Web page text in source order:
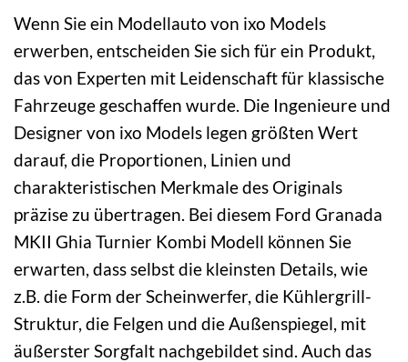
Wenn Sie ein Modellauto von ixo Models
erwerben, entscheiden Sie sich für ein Produkt,
das von Experten mit Leidenschaft für klassische
Fahrzeuge geschaffen wurde. Die Ingenieure und
Designer von ixo Models legen größten Wert
darauf, die Proportionen, Linien und
charakteristischen Merkmale des Originals
präzise zu übertragen. Bei diesem Ford Granada
MKII Ghia Turnier Kombi Modell können Sie
erwarten, dass selbst die kleinsten Details, wie
z.B. die Form der Scheinwerfer, die Kühlergrill-
Struktur, die Felgen und die Außenspiegel, mit
äußerster Sorgfalt nachgebildet sind. Auch das